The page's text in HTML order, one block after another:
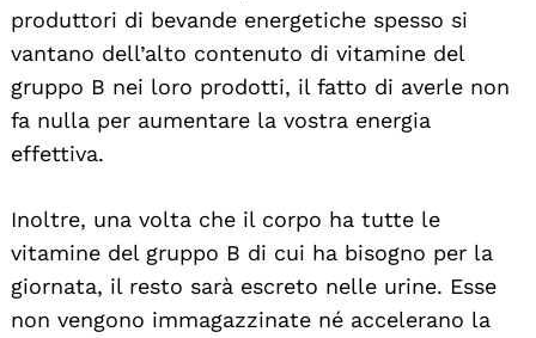
produttori di bevande energetiche spesso si
vantano dell’alto contenuto di vitamine del
gruppo B nei loro prodotti, il fatto di averle non
fa nulla per aumentare la vostra energia
effettiva.
Inoltre, una volta che il corpo ha tutte le
vitamine del gruppo B di cui ha bisogno per la
giornata, il resto sarà escreto nelle urine. Esse
non vengono immagazzinate né accelerano la